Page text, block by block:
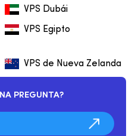
VPS Dubái
VPS Egipto
VPS de Nueva Zelanda
PREGUNTA?